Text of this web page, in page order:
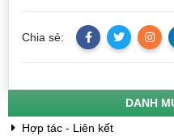
Chia sẻ:
DANH
Hợp tác - Liên kết